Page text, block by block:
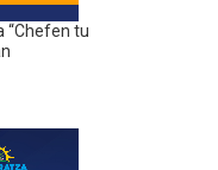
“Chefen tu